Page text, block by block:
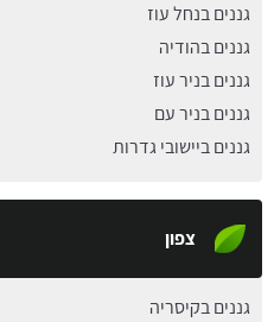
גננים בנחל עוז
גננים בהודיה
גננים בניר עוז
גננים בניר עם
גננים ביישובי גדרות
צפון
גננים בקיסריה